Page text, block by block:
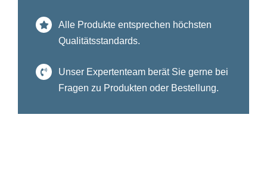
Alle Produkte entsprechen höchsten
Qualitätsstandards.
Unser Expertenteam berät Sie gerne bei
Fragen zu Produkten oder Bestellung.